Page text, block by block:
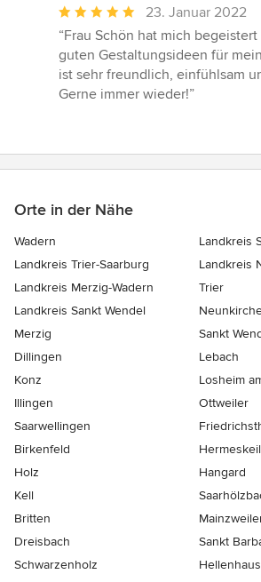
Durchschnittliche
Bewertung:
5
von
5
23. Januar 2022
“Frau Schön hat mich
guten Gestaltungsideen für
ist sehr freundlich, einfühlsam
Gerne immer wieder!”
Orte in der Nähe
Wadern
Landkreis
Landkreis Trier-Saarburg
Landkreis
Landkreis Merzig-Wadern
Trier
Landkreis Sankt Wendel
Merzig
Sankt
Dillingen
Lebach
Konz
Losheim
Illingen
Ottweiler
Saarwellingen
Birkenfeld
Hermeskeil
Holz
Hangard
Kell
Britten
Dreisbach
Sankt
Schwarzenholz